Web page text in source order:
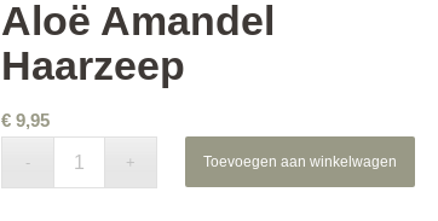
Aloë Amandel
Haarzeep
€9,95
Toevoegen aan winkelwagen